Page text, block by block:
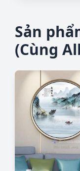
Sản
(Cùng